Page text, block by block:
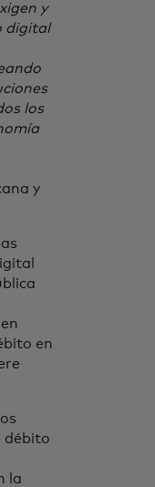
y
digital
los
y
en
débito
la